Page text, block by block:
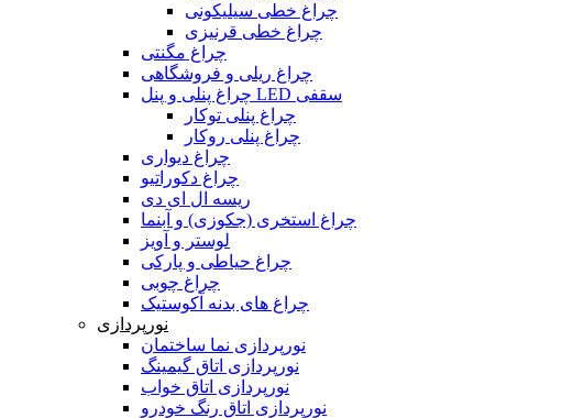
چراغ خطی سیلیکونی
چراغ خطی قرنیزی
چراغ مگنتی
چراغ ریلی و فروشگاهی
چراغ پنلی و پنل LED سقفی
چراغ پنلی توکار
چراغ پنلی روکار
چراغ دیواری
چراغ دکوراتیو
ریسه ال ای دی
چراغ استخری (جکوزی) و آبنما
لوستر و آویز
چراغ حیاطی و پارکی
چراغ چوبی
چراغ های بدنه آکوستیک
نورپردازی
نورپردازی نما ساختمان
نورپردازی اتاق گیمینگ
نورپردازی اتاق خواب
نورپردازی اتاق رنگ خودرو